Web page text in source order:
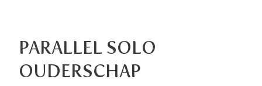
PARALLEL SOLO
OUDERSCHAP